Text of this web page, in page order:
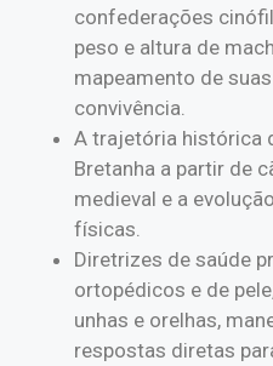
confederações
peso e altura de
mapeamento de
convivência.
A trajetória histórica
Bretanha a partir de
medieval e a
físicas.
Diretrizes de saúde
ortopédicos e de
unhas e orelhas,
respostas diretas